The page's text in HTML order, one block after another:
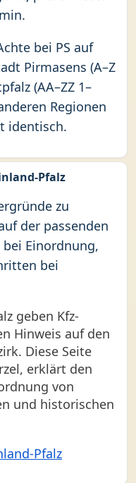
bei PS auf
Pirmasens (A–Z
(AA–ZZ 1–
Regionen
identisch.
Pfalz
zu
der passenden
Einordnung,
bei
geben Kfz-
Hinweis auf den
Diese Seite
erklärt den
von
und historischen
Pfalz